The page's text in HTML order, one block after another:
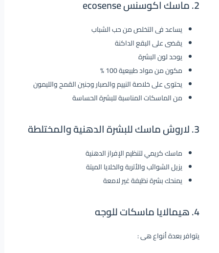
2. ماسك اكوسنس ecosense
يساعد فى التخلص من حب الشباب
يقضى على البقع الداكنة
يوحد لون البشرة
مكون من مواد طبيعية 100 %
يحتوى على خلاصة النييم والصبار وجنين القمح والليمون
من الماسكات المناسبة للبشرة الحساسة
3. لاروش ماسك للبشرة الدهنية والمختلطة
ماسك كريمي لتنظيم الإفراز الدهنية
يزيل الشوائب والأتربة والخلايا الميتة
يمنحك بشرة نظيفة غير لامعة
4. هيمالايا ماسكات للوجه
يتوافر بعدة أنواع هى :